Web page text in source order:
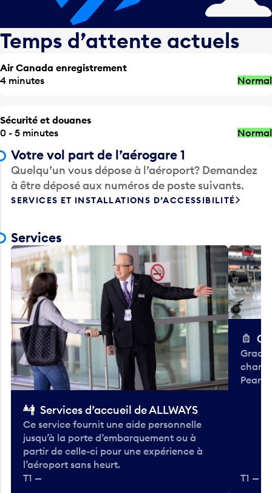
Temps d’attente actuels
Air Canada enregistrement
4 minutes
Normal
Sécurité et douanes
0 - 5 minutes
Normal
Votre vol part de l’aérogare 1
Quelqu’un vous dépose à l’aéroport? Demandez
à être déposé aux numéros de poste suivants.
SERVICES ET INSTALLATIONS D’ACCESSIBILITÉ
Services
Services d’accueil de ALLWAYS
Ce service fournit une aide personnelle
jusqu’à la porte d’embarquement ou à
partir de celle-ci pour une expérience à
l’aéroport sans heurt.
T1 —
T1 —